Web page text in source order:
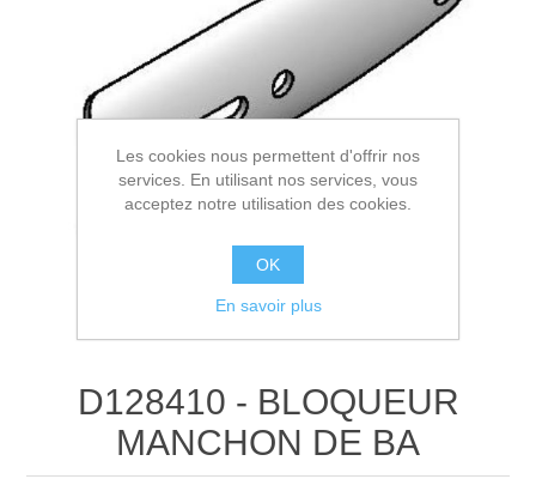
D128410 - BLOQUEUR
MANCHON DE BA
Les cookies nous permettent d'offrir nos
services. En utilisant nos services, vous
acceptez notre utilisation des cookies.
OK
En savoir plus